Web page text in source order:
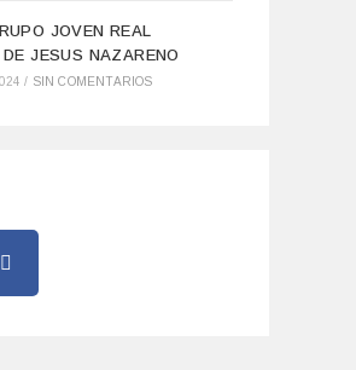
JOVEN REAL
JESUS NAZARENO
/ SIN COMENTARIOS